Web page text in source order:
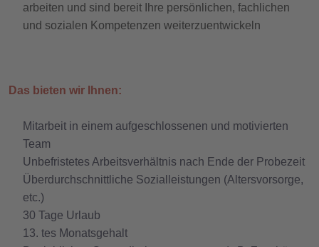
arbeiten und sind bereit Ihre persönlichen, fachlichen
und sozialen Kompetenzen weiterzuentwickeln
Das bieten wir Ihnen:
Mitarbeit in einem aufgeschlossenen und motivierten
Team
Unbefristetes Arbeitsverhältnis nach Ende der Probezeit
Überdurchschnittliche Sozialleistungen (Altersvorsorge,
etc.)
30 Tage Urlaub
13. tes Monatsgehalt